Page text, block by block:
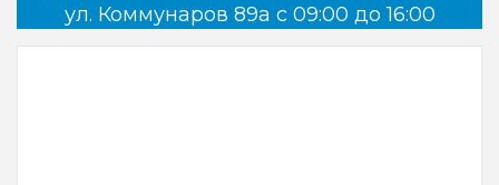
ул. Коммунаров 89а с 09:00 до 16:00